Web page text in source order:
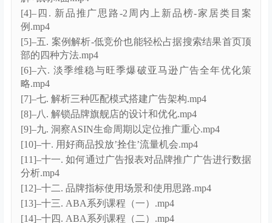
2025年9月2日更新
000、亚马逊广告专题课程【9月更新】
[1]–一. 新品广告曝光低的破局策略+关键词词库搭建
+AI工具高效打造.mp4
[2]–二. 解读广告数据报表优化关键词 +分层级优化关